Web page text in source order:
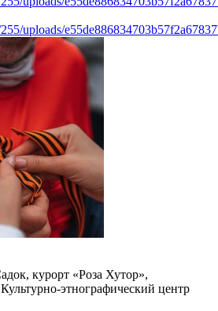
uploads/
курорт «Роза Хутор»,
Культурно-этнографический центр